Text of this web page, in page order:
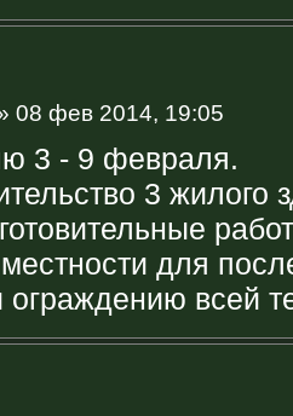
08 фев 2014, 19:05
3 - 9 февраля.
3 жилого
для
всей